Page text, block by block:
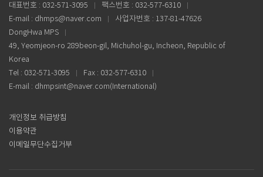
대표번호 : 032-571-3095
팩스번호 : 032-577-6310
E-mail : dhmps@naver.com
사업자번호 : 137-81-47626
DongHwa MPS
49, Yeomjeon-ro 289beon-gil, Michuhol-gu, Incheon, Republic of
Korea
Tel : 032-571-3095
Fax : 032-577-6310
E-mail : dhmpsint@naver.com(International)
개인정보 취급방침
이용약관
이메일무단수집거부